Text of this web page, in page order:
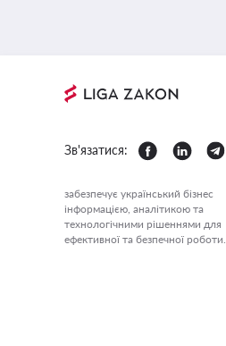
Зв'язатися:
забезпечує український бізнес
інформацією, аналітикою та
технологічними рішеннями для
ефективної та безпечної роботи.